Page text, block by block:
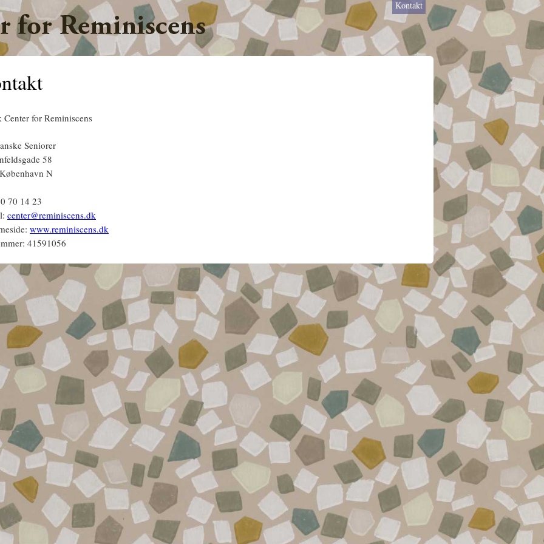
Jump to navigation Kontakt
Center for Reminiscens
Seniorer
58
N
70 14 23
center@reminiscens.dk
www.reminiscens.dk
41591056